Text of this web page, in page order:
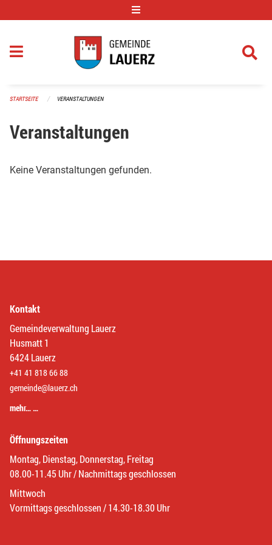
STARTSEITE VERANSTALTUNGEN
Veranstaltungen
Keine Veranstaltungen gefunden.
Kontakt
Gemeindeverwaltung Lauerz
Husmatt 1
6424 Lauerz
+41 41 818 66 88
gemeinde@lauerz.ch
mehr… …
Öffnungszeiten
Montag, Dienstag, Donnerstag, Freitag
08.00-11.45 Uhr / Nachmittags geschlossen
Mittwoch
Vormittags geschlossen / 14.30-18.30 Uhr